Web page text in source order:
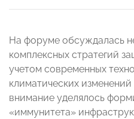
На форуме обсуждалась
комплексных стратегий
учетом современных
климатических
внимание уделялось
«иммунитета»